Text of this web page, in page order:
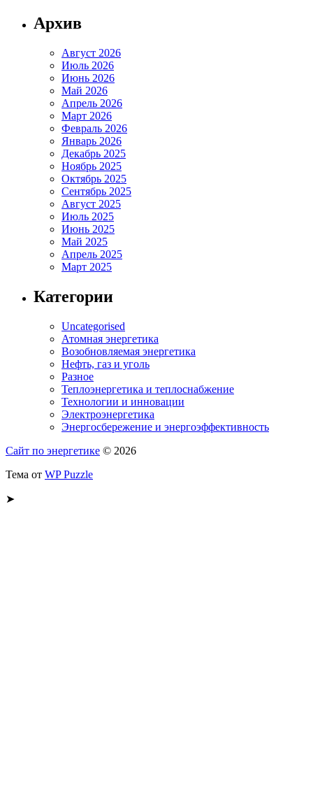
Архив
Август 2026
Июль 2026
Июнь 2026
Май 2026
Апрель 2026
Март 2026
Февраль 2026
Январь 2026
Декабрь 2025
Ноябрь 2025
Октябрь 2025
Сентябрь 2025
Август 2025
Июль 2025
Июнь 2025
Май 2025
Апрель 2025
Март 2025
Категории
Uncategorised
Атомная энергетика
Возобновляемая энергетика
Нефть, газ и уголь
Разное
Теплоэнергетика и теплоснабжение
Технологии и инновации
Электроэнергетика
Энергосбережение и энергоэффективность
Сайт по энергетике © 2026
Тема от WP Puzzle
➤